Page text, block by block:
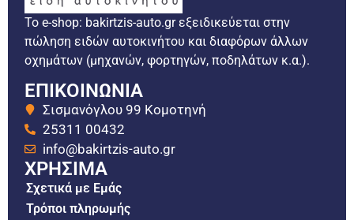
Το e-shop: bakirtzis-auto.gr εξειδικεύεται στην
πώληση ειδών αυτοκινήτου και διαφόρων άλλων
οχημάτων (μηχανών, φορτηγών, ποδηλάτων κ.α.).
ΕΠΙΚΟΙΝΩΝΙΑ
Σισμανόγλου 99 Κομοτηνή
25311 00432
info@bakirtzis-auto.gr
ΧΡΗΣΙΜΑ
Σχετικά με Εμάς
Τρόποι πληρωμής